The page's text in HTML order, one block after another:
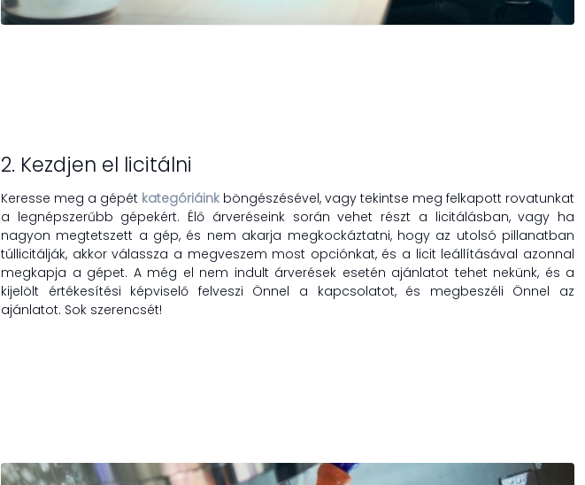
2. Kezdjen el licitálni
Keresse meg a gépét kategóriáink böngészésével, vagy tekintse meg felkapott rovatunkat
a legnépszerűbb gépekért. Élő árveréseink során vehet részt a licitálásban, vagy ha
nagyon megtetszett a gép, és nem akarja megkockáztatni, hogy az utolsó pillanatban
túllicitálják, akkor válassza a megveszem most opciónkat, és a licit leállításával azonnal
megkapja a gépet. A még el nem indult árverések esetén ajánlatot tehet nekünk, és a
kijelölt értékesítési képviselő felveszi Önnel a kapcsolatot, és megbeszéli Önnel az
ajánlatot. Sok szerencsét!